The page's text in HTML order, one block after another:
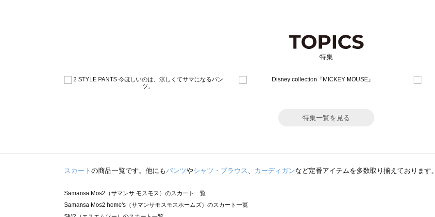
特集
特集一覧を見る
スカートの商品一覧です。他にもパンツやシャツ・ブラウス、 カーディガンなど定番アイテムを多数取り揃えております
Samansa Mos2（サマンサ モスモス）のスカート一覧
Samansa Mos2 home's（サマンサモスモスホームズ）のスカート一覧